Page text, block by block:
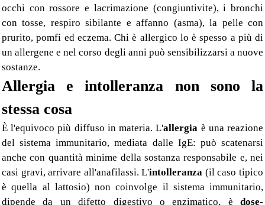
occhi con rossore e lacrimazione (congiuntivite), i bronchi
con tosse, respiro sibilante e affanno (asma), la pelle con
prurito, pomfi ed eczema. Chi è allergico lo è spesso a più di
un allergene e nel corso degli anni può sensibilizzarsi a nuove
sostanze.
Allergia e intolleranza non sono la
stessa cosa
È l'equivoco più diffuso in materia. L'allergia è una reazione
del sistema immunitario, mediata dalle IgE: può scatenarsi
anche con quantità minime della sostanza responsabile e, nei
casi gravi, arrivare all'anafilassi. L'intolleranza (il caso tipico
è quella al lattosio) non coinvolge il sistema immunitario,
dipende da un difetto digestivo o enzimatico, è dose-